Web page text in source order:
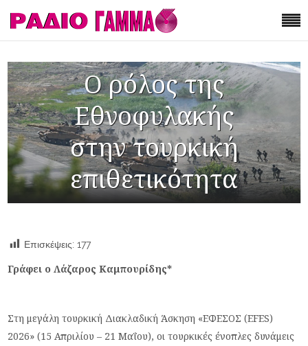
Ο ρόλος της
Εθνοφυλακής
στην τουρκική
επιθετικότητα
Επισκέψεις: 177
Γράφει ο Λάζαρος Καμπουρίδης*
Στη μεγάλη τουρκική Διακλαδική Άσκηση «ΕΦΕΣΟΣ (EFES)
2026» (15 Απριλίου – 21 Μαΐου), οι τουρκικές ένοπλες δυνάμεις